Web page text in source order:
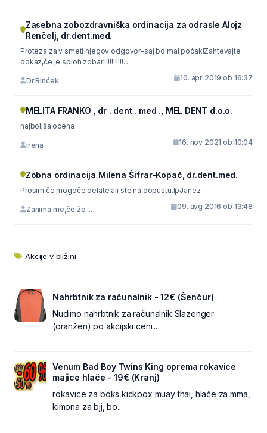
Zasebna zobozdravniška ordinacija za odrasle Alojz
Renčelj, dr.dent.med.
Proteza za v smeti njegov odgovor-saj bo mal počak!Zahtevajte
dokaz,če je sploh zobar!!!!!!!!!!!!...
Dr.Rinćek 10. apr 2019 ob 16:37
MELITA FRANKO , dr . dent . med ., MEL DENT d.o.o.
najboljša ocena
irena 16. nov 2021 ob 10:04
Zobna ordinacija Milena Šifrar-Kopač, dr.dent.med.
Prosim,če mogoče delate ali ste na dopustu.lpJanez
Zanima me,če že ... 09. avg 2016 ob 13:48
Akcije v bližini
Nahrbtnik za računalnik - 12€ (Šenčur)
Nudimo nahrbtnik za računalnik Slazenger
(oranžen) po akcijski ceni...
Venum Bad Boy Twins King oprema rokavice
majice hlače - 19€ (Kranj)
rokavice za boks kickbox muay thai, hlače za mma,
kimona za bjj, bo...